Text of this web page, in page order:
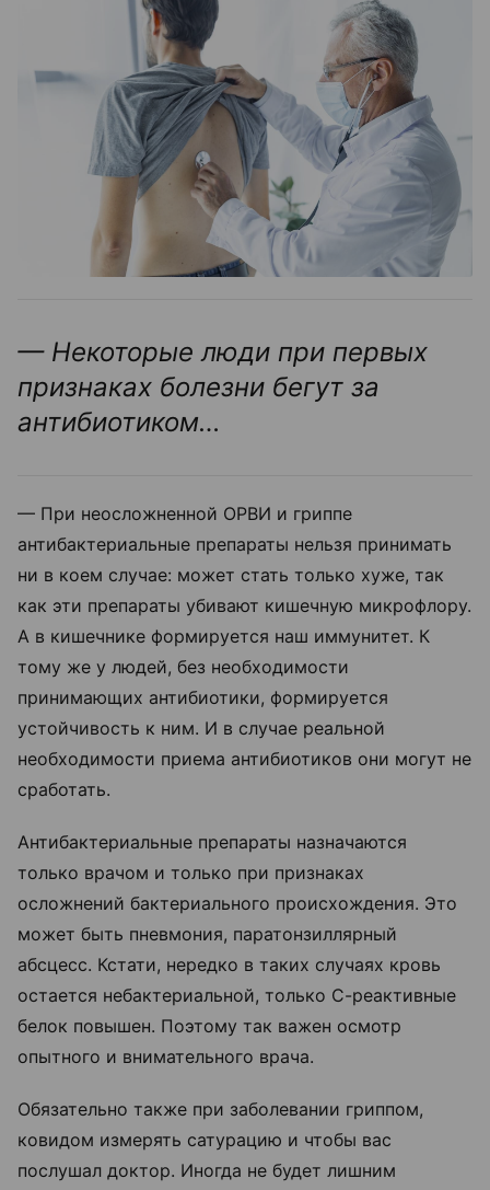
— Некоторые люди при первых
признаках болезни бегут за
антибиотиком…
— При неосложненной ОРВИ и гриппе
антибактериальные препараты нельзя принимать
ни в коем случае: может стать только хуже, так
как эти препараты убивают кишечную микрофлору.
А в кишечнике формируется наш иммунитет. К
тому же у людей, без необходимости
принимающих антибиотики, формируется
устойчивость к ним. И в случае реальной
необходимости приема антибиотиков они могут не
сработать.
Антибактериальные препараты назначаются
только врачом и только при признаках
осложнений бактериального происхождения. Это
может быть пневмония, паратонзиллярный
абсцесс. Кстати, нередко в таких случаях кровь
остается небактериальной, только С-реактивные
белок повышен. Поэтому так важен осмотр
опытного и внимательного врача.
Обязательно также при заболевании гриппом,
ковидом измерять сатурацию и чтобы вас
послушал доктор. Иногда не будет лишним